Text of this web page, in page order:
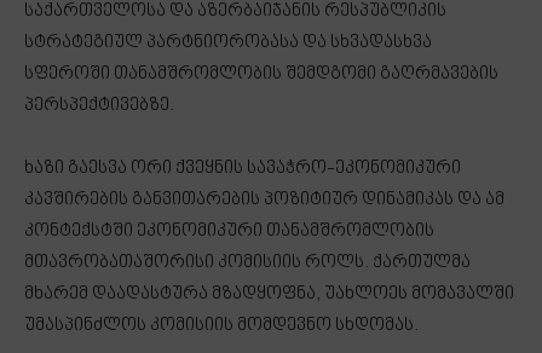
საქართველოსა და აზერბაიჯანის რესპუბლიკის
სტრატეგიულ პარტნიორობასა და სხვადასხვა
სფეროში თანამშრომლობის შემდგომი გაღრმავების
პერსპექტივებზე.
ხაზი გაესვა ორი ქვეყნის სავაჭრო-ეკონომიკური
კავშირების განვითარების პოზიტიურ დინამიკას და ამ
კონტექსტში ეკონომიკური თანამშრომლობის
მთავრობათაშორისი კომისიის როლს. ქართულმა
მხარემ დაადასტურა მზადყოფნა, უახლოეს მომავალში
უმასპინძლოს კომისიის მომდევნო სხდომას.